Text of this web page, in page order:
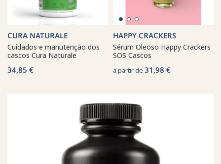
CURA NATURALE
Cuidados e manutenção dos
cascos Cura Naturale
34,85 €
HAPPY CRACKERS
Sérum Oleoso Happy Crackers
SOS Cascos
a partir de 31,98 €